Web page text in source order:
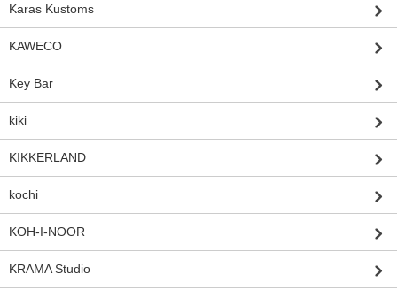
Karas Kustoms
KAWECO
Key Bar
kiki
KIKKERLAND
kochi
KOH-I-NOOR
KRAMA Studio